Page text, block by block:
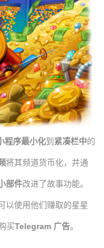
程序最小化到 紧凑栏中的
将其频道货币化，并通
部件改进了故事功能。
以使用他们赚取的星星
买Telegram 广告。